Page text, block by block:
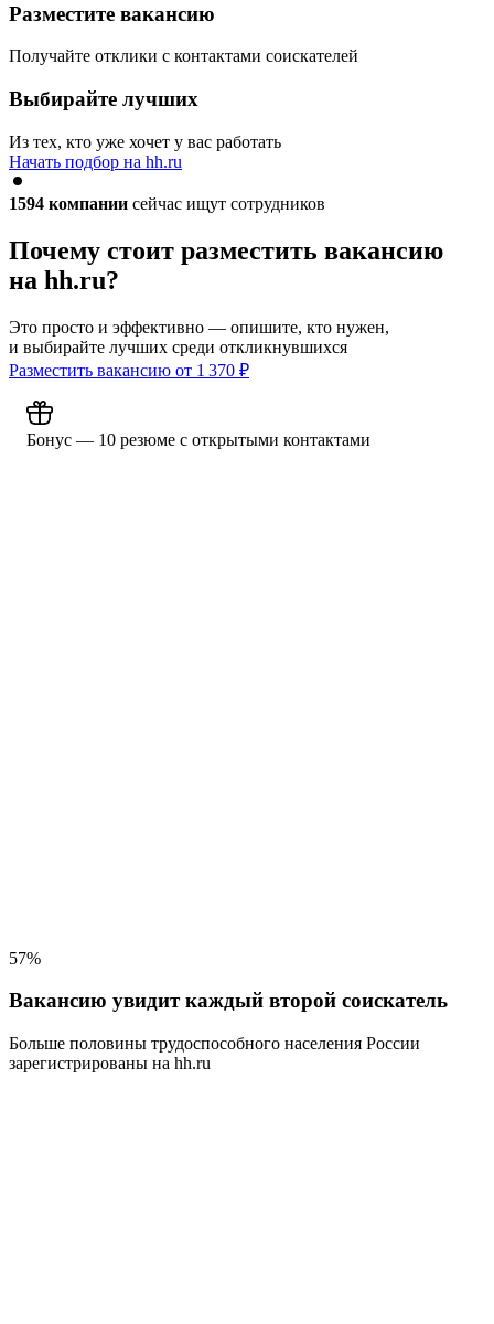
Разместите вакансию
Получайте отклики с контактами соискателей
Выбирайте лучших
Из тех, кто уже хочет у вас работать
Начать подбор на hh.ru
1594 компании сейчас ищут сотрудников
Почему стоит разместить вакансию
на hh.ru?
Это просто и эффективно — опишите, кто нужен,
и выбирайте лучших среди откликнувшихся
Разместить вакансию от 1 370 ₽
Бонус — 10 резюме с открытыми контактами
57%
Вакансию увидит каждый второй соискатель
Больше половины трудоспособного населения России
зарегистрированы на hh.ru